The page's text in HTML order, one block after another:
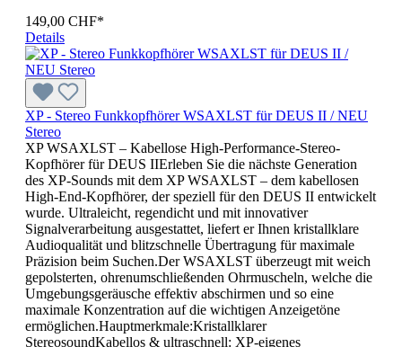
149,00 CHF*
Details
XP - Stereo Funkkopfhörer WSAXLST für DEUS II / NEU
Stereo
XP WSAXLST – Kabellose High-Performance-Stereo-
Kopfhörer für DEUS IIErleben Sie die nächste Generation
des XP-Sounds mit dem XP WSAXLST – dem kabellosen
High-End-Kopfhörer, der speziell für den DEUS II entwickelt
wurde. Ultraleicht, regendicht und mit innovativer
Signalverarbeitung ausgestattet, liefert er Ihnen kristallklare
Audioqualität und blitzschnelle Übertragung für maximale
Präzision beim Suchen.Der WSAXLST überzeugt mit weich
gepolsterten, ohrenumschließenden Ohrmuscheln, welche die
Umgebungsgeräusche effektiv abschirmen und so eine
maximale Konzentration auf die wichtigen Anzeigetöne
ermöglichen.Hauptmerkmale:Kristallklarer
StereosoundKabellos & ultraschnell: XP-eigenes